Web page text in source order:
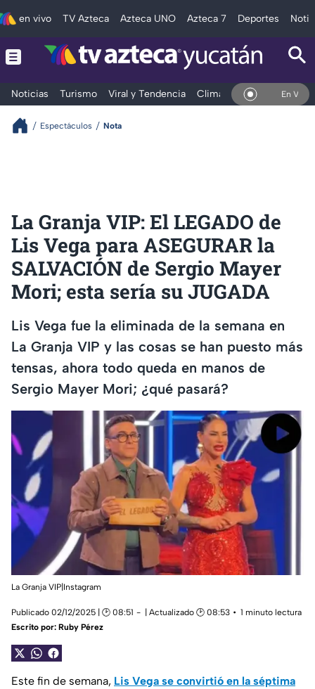
en vivo TV Azteca Azteca UNO Azteca 7 Deportes
Noticias Turismo Viral y Tendencia Clima Deportes En Vivo
Espectáculos Nota
La Granja VIP: El LEGADO de
Lis Vega para ASEGURAR la
SALVACIÓN de Sergio Mayer
Mori; esta sería su JUGADA
Lis Vega fue la eliminada de la semana en
La Granja VIP y las cosas se han puesto más
tensas, ahora todo queda en manos de
Sergio Mayer Mori; ¿qué pasará?
La Granja VIP|Instagram
Publicado 02/12/2025 | 🕑 08:51 | Actualizado 🕑 08:53
1 minuto lectura
Escrito por: Ruby Pérez
Este fin de semana, Lis Vega se convirtió en la séptima